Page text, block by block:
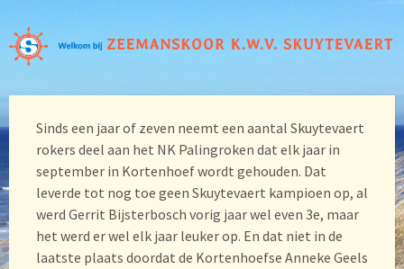
Sinds een jaar of zeven neemt een aantal Skuytevaert
rokers deel aan het NK Palingroken dat elk jaar in
september in Kortenhoef wordt gehouden. Dat
leverde tot nog toe geen Skuytevaert kampioen op, al
werd Gerrit Bijsterbosch vorig jaar wel even 3e, maar
het werd er wel elk jaar leuker op. En dat niet in de
laatste plaats doordat de Kortenhoefse Anneke Geels